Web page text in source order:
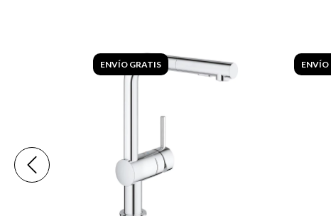
ENVÍO GRATIS ENVÍO